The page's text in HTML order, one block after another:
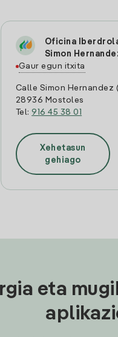
Oficina
Simon
Gaur egun itxita
Calle Simon Hernandez
28936 Mostoles
Tel:916 45 38 01
Xehetasun
gehiago
eta